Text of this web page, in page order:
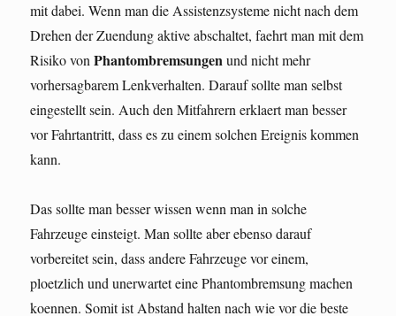
mit dabei. Wenn man die Assistenzsysteme nicht nach dem
Drehen der Zuendung aktive abschaltet, faehrt man mit dem
Risiko vonPhantombremsungenund nicht mehr
vorhersagbarem Lenkverhalten. Darauf sollte man selbst
eingestellt sein. Auch den Mitfahrern erklaert man besser
vor Fahrtantritt, dass es zu einem solchen Ereignis kommen
kann.
Das sollte man besser wissen wenn man in solche
Fahrzeuge einsteigt. Man sollte aber ebenso darauf
vorbereitet sein, dass andere Fahrzeuge vor einem,
ploetzlich und unerwartet eine Phantombremsung machen
koennen. Somit ist Abstand halten nach wie vor die beste